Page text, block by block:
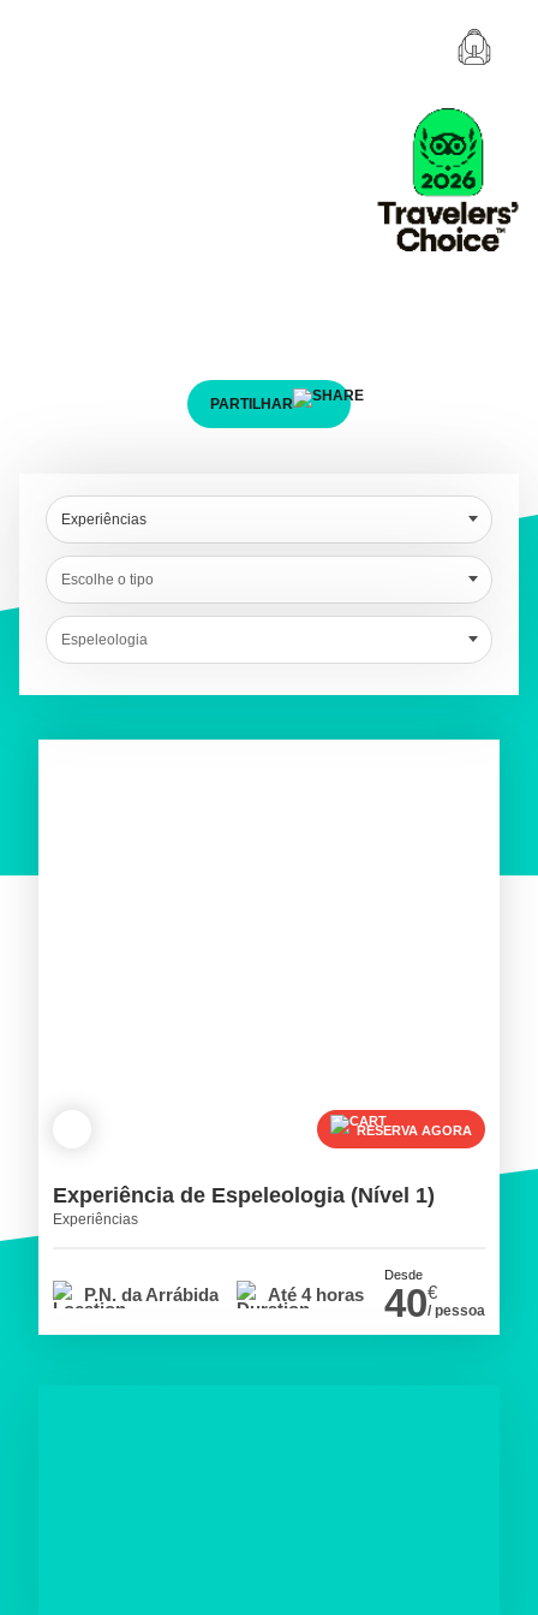
Descobre a tua próxima
PARTILHAR
Experiências
Escolhe o tipo
Espeleologia
RESERVA AGORA
Experiência de Espeleologia (Nível 1)
Experiências
P.N. da Arrábida Até 4 horas
Desde
40€
/ pessoa